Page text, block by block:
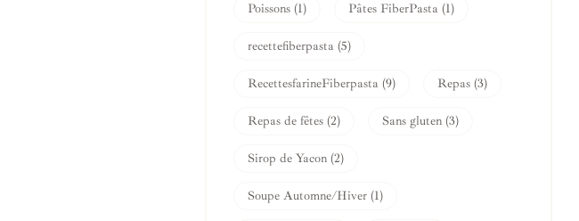
Poissons (1) Pâtes FiberPasta (1)
recettefiberpasta (5)
RecettesfarineFiberpasta (9) Repas (3)
Repas de fêtes (2) Sans gluten (3)
Sirop de Yacon (2)
Soupe Automne/Hiver (1)